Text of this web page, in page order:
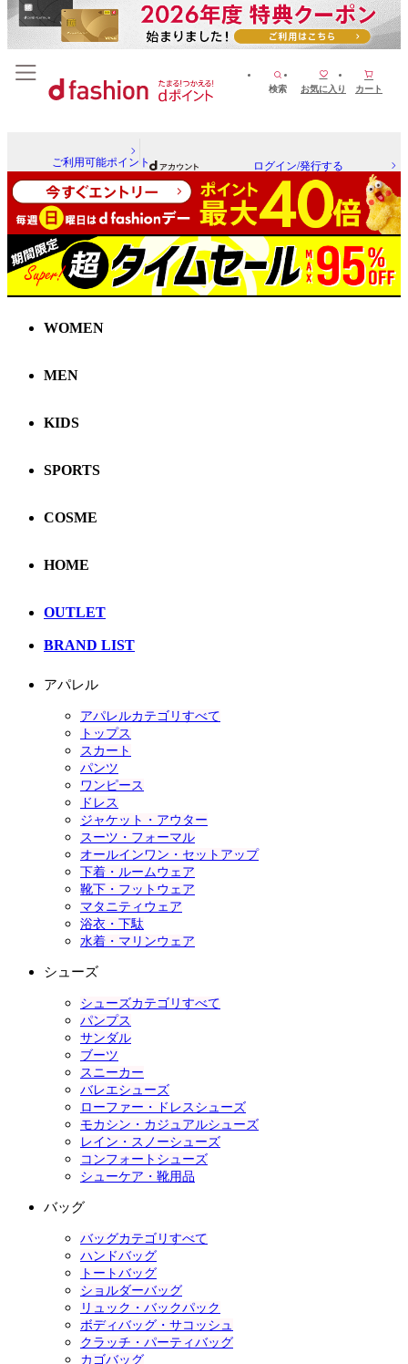
検索 お気に入り カート
ご利用可能ポイント ログイン/発行する
WOMEN
MEN
KIDS
SPORTS
COSME
HOME
OUTLET
BRAND LIST
アパレル
アパレルカテゴリすべて
トップス
スカート
パンツ
ワンピース
ドレス
ジャケット・アウター
スーツ・フォーマル
オールインワン・セットアップ
下着・ルームウェア
靴下・フットウェア
マタニティウェア
浴衣・下駄
水着・マリンウェア
シューズ
シューズカテゴリすべて
パンプス
サンダル
ブーツ
スニーカー
バレエシューズ
ローファー・ドレスシューズ
モカシン・カジュアルシューズ
レイン・スノーシューズ
コンフォートシューズ
シューケア・靴用品
バッグ
バッグカテゴリすべて
ハンドバッグ
トートバッグ
ショルダーバッグ
リュック・バックパック
ボディバッグ・サコッシュ
クラッチ・パーティバッグ
カゴバッグ